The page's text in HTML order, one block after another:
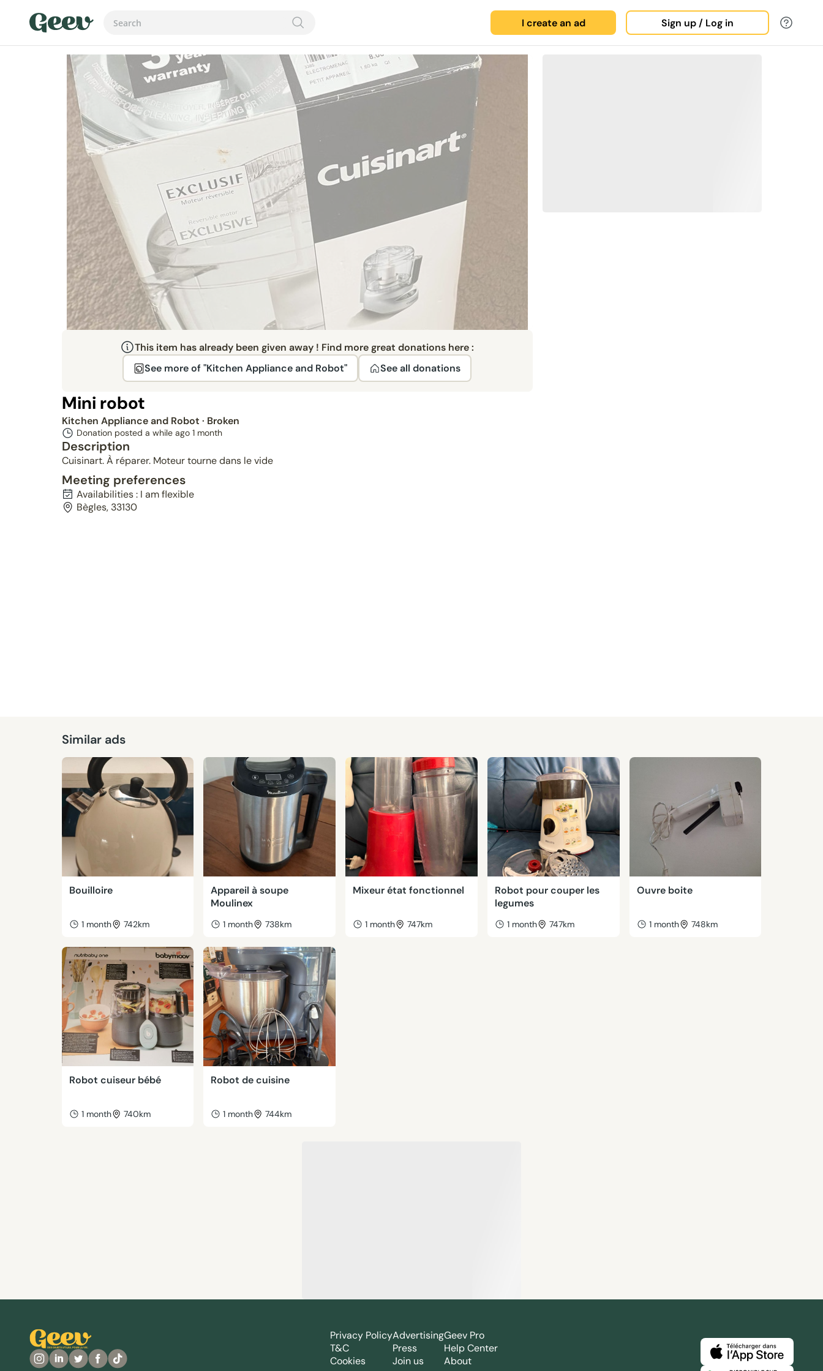
I create an ad Sign up / Log in
This item has already been given away ! Find more great donations here :
See more of "Kitchen Appliance and Robot"
See all donations
Mini robot
Kitchen Appliance and Robot · Broken
Donation posted a while ago 1 month
Description
Cuisinart. À réparer. Moteur tourne dans le vide
Meeting preferences
Availabilities : I am flexible
Bègles, 33130
Similar ads
Bouilloire
1 month 742km
Appareil à soupe
Moulinex
1 month 738km
Mixeur état fonctionnel
1 month 747km
Robot pour couper les
legumes
1 month 747km
Ouvre boite
1 month 748km
Robot cuiseur bébé
1 month 740km
Robot de cuisine
1 month 744km
Privacy Policy
T&C
Cookies
Advertising
Press
Join us
Geev Pro
Help Center
About